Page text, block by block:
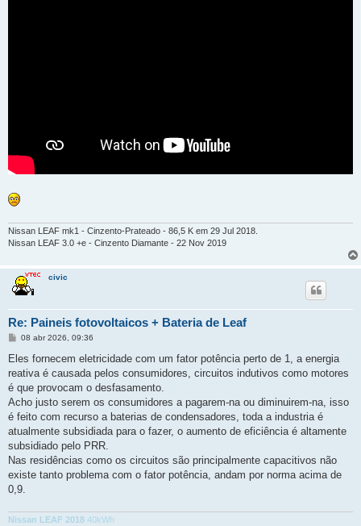
Nissan LEAF mk1 - Cinzento-Prateado - 86,5 K em 29 Jul 2018.
Nissan LEAF 3.0 +e - Cinzento Diamante - 22 Nov 2019
civic
Re: Paineis fotovoltaicos + Bateria de Leaf
M
n
a
g
e
m
08 abr 2026, 09:36
Eles fornecem eletricidade com um fator potência perto de 1, a energia
reativa é causada pelos consumidores, circuitos indutivos como motores
é que provocam o desfasamento.
Acho justo serem os consumidores a pagarem-na ou diminuirem-na, isso
é feito com recurso a baterias de condensadores, toda a industria é
atualmente subsidiada para o fazer, o aumento de eficiência é altamente
subsidiado pelo PRR.
Nas residências como os circuitos são principalmente capacitivos não
existe tanto problema com o fator potência, andam por norma acima de
0,9.
Nissan LEAF 2018 40kWh